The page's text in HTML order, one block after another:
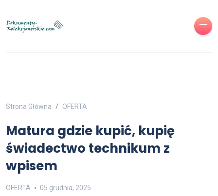
Strona Główna OFERTA
Matura gdzie kupić, kupię
świadectwo technikum z
wpisem
OFERTA 05 grudnia, 2025